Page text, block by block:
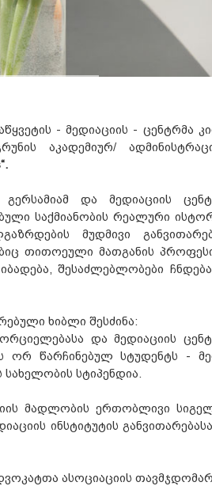
- მედიაციის - ცენტრმა
აკადემიურ/
“.
და მედიაციის
საქმიანობის რეალური
მუდმივი
თითოეული მათგანის
შესაძლებლობები
ხიბლი შესძინა:
და მედიაციის
ორ წარჩინებულ სტუდენტს -
სტიპენდია.
მადლობის ერთობლივი
ინსტიტუტის
ასოციაციის